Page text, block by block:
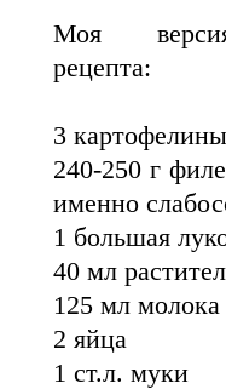
Моя
рецепта:
3
240-250 г
именно
1 большая
40 мл
125 мл молока
2 яйца
1 ст.л. муки